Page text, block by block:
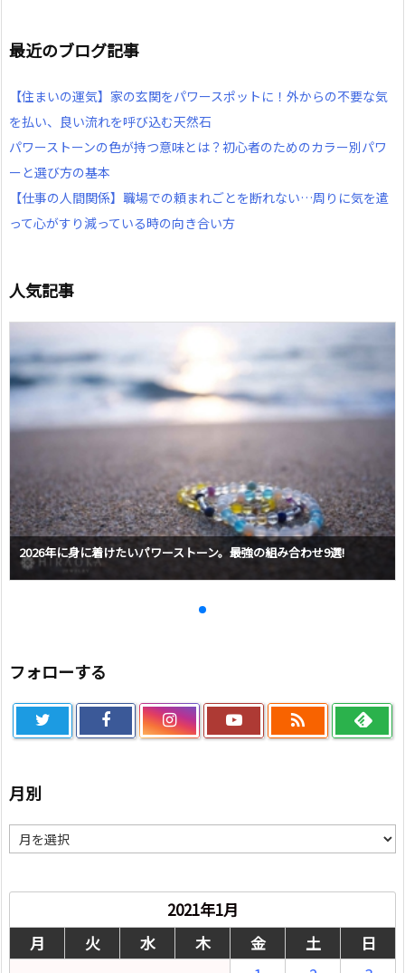
最近のブログ記事
【住まいの運気】家の玄関をパワースポットに！外からの不要な気
を払い、良い流れを呼び込む天然石
パワーストーンの色が持つ意味とは？初心者のためのカラー別パワ
ーと選び方の基本
【仕事の人間関係】職場での頼まれごとを断れない…周りに気を遣
って心がすり減っている時の向き合い方
人気記事
2026年に身に着けたいパワーストーン。最強の組み合わせ9選!
フォローする

月別
別
2021年1月
月
火 水 木 金 土
日